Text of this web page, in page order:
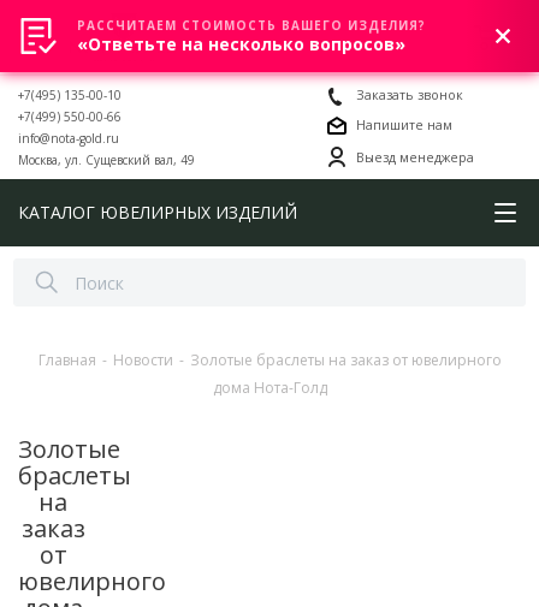
0
+7(495) 135-00-10
+7(499) 550-00-66
info@nota-gold.ru
Москва, ул. Сущевский вал, 49
Заказать звонок
Напишите нам
Выезд менеджера
КАТАЛОГ ЮВЕЛИРНЫХ ИЗДЕЛИЙ
Главная - Новости - Золотые браслеты на заказ от ювелирного
дома Нота-Голд
Золотые
браслеты
на
заказ
от
ювелирного
РАССЧИТАЕМ СТОИМОСТЬ ВАШЕГО ИЗДЕЛИЯ?
«Ответьте на несколько вопросов»